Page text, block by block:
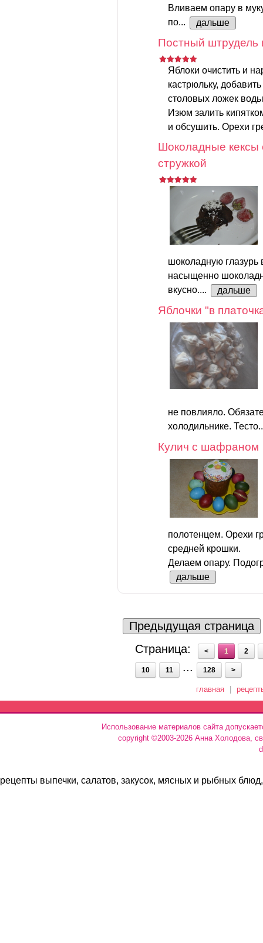
Вливаем опару в
по...
дальше
Постный штрудель
Яблоки очистить и
кастрюльку,
столовых ложек
Изюм залить
и обсушить. Орехи
Шоколадные кексы
стружкой
шоколадную глазурь
насыщенно
вкусно....
дальше
Яблочки "в
не повлияло.
холодильнике.
Кулич с шафраном
полотенцем. Орехи
средней крошки.
Делаем опару.
дальше
Предыдущая страница
Страница:
< 1 2
10 11 ... 128 >
главная
Использование материалов сайта
copyright ©2003-2026 Анна Холодова,
рецепты выпечки, салатов, закусок, мясных и рыбных